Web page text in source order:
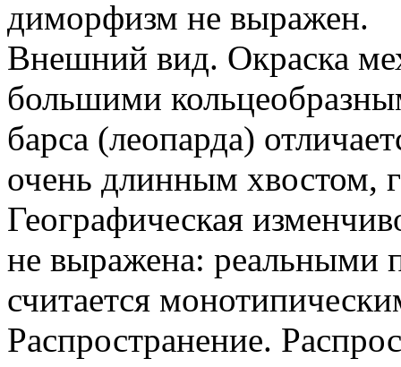
диморфизм не выражен.
Внешний вид. Окраска
большими
барса (леопарда)
очень длинным
Географическая
не выражена: реальными
считается
Распространение.